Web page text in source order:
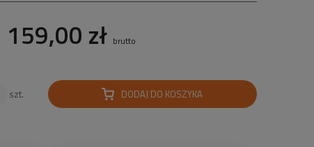
159,00 zł brutto
szt. DODAJ DO KOSZYKA